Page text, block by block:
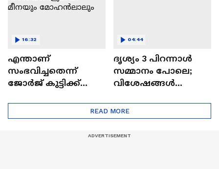
എന്താണ്
സംഭവിച്ചതെന്ന്
ജോർജ് കുട്ടിക്ക്
വിശേഷങ്ങളുമായി
16:32
ദൃശ്യം 3 പിറന്നാൾ
സമ്മാനം പോലെ;
വിശേഷങ്ങൾ
മോഹൻലാലും
04:44
READ MORE